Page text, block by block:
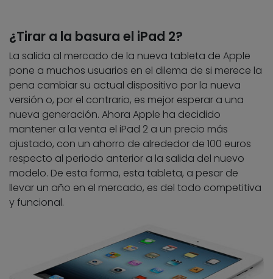
¿Tirar a la basura el iPad 2?
La salida al mercado de la nueva tableta de Apple
pone a muchos usuarios en el dilema de si merece la
pena cambiar su actual dispositivo por la nueva
versión o, por el contrario, es mejor esperar a una
nueva generación. Ahora Apple ha decidido
mantener a la venta el iPad 2 a un precio más
ajustado, con un ahorro de alrededor de 100 euros
respecto al periodo anterior a la salida del nuevo
modelo. De esta forma, esta tableta, a pesar de
llevar un año en el mercado, es del todo competitiva
y funcional.